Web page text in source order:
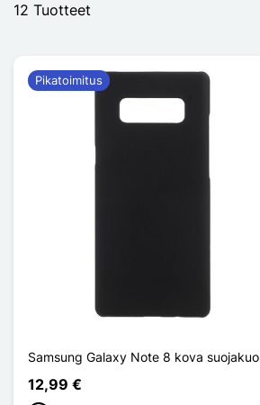
12 Tuotteet
Samsung Galaxy Note 8 kova
12,99 €
Pikatoimitus